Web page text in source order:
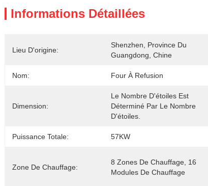
Informations Détaillées
Lieu D'origine:
Shenzhen, Province Du
Guangdong, Chine
Nom: Four À Refusion
Dimension:
Le Nombre D'étoiles Est
Déterminé Par Le Nombre
D'étoiles.
Puissance Totale: 57KW
Zone De Chauffage:
8 Zones De Chauffage, 16
Modules De Chauffage